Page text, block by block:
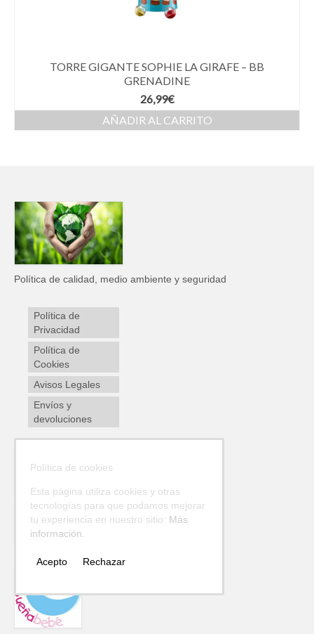
TORRE GIGANTE SOPHIE LA GIRAFE – BB
GRENADINE
26,99€
AÑADIR AL CARRITO
Política de calidad, medio ambiente y seguridad
Política de
Privacidad
Política de
Cookies
Avisos Legales
Envíos y
devoluciones
Política de cookies
Esta página utiliza cookies y otras
tecnologías para que podamos mejorar
tu experiencia en nuestro sitio: Más
información.
Acepto Rechazar